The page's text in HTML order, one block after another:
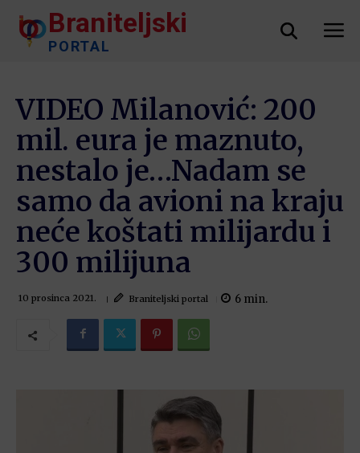
Braniteljski
PORTAL
VIDEO Milanović: 200
mil. eura je maznuto,
nestalo je…Nadam se
samo da avioni na kraju
neće koštati milijardu i
300 milijuna
10 prosinca 2021. Braniteljski portal 6 min.